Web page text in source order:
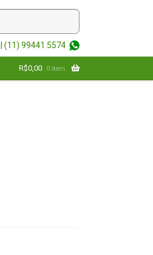
(11) 99441.5574
R$0,00 0 item